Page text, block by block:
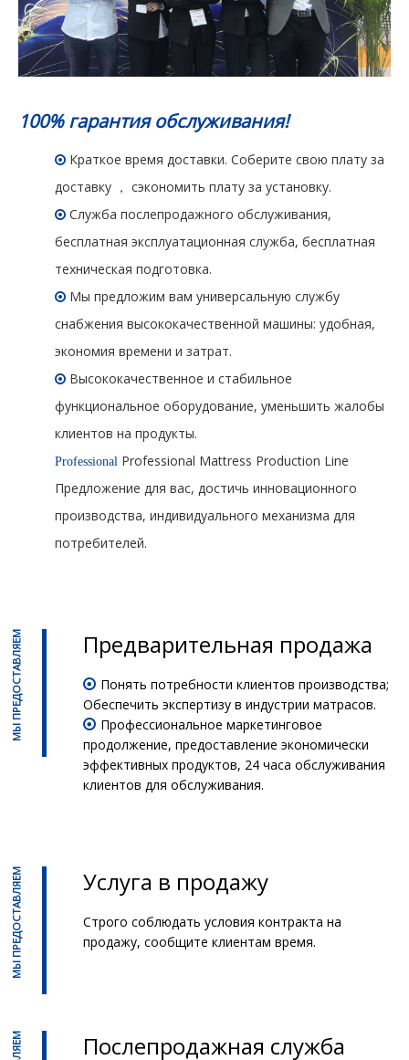
100% гарантия обслуживания!
 Краткое время доставки. Соберите свою плату за
доставку ， сэкономить плату за установку.
 Служба послепродажного обслуживания,
бесплатная эксплуатационная служба, бесплатная
техническая подготовка.
 Мы предложим вам универсальную службу
снабжения высококачественной машины: удобная,
экономия времени и затрат.
 Высококачественное и стабильное
функциональное оборудование, уменьшить жалобы
клиентов на продукты.
Professional Professional Mattress Production Line
Предложение для вас, достичь инновационного
производства, индивидуального механизма для
потребителей.
МЫ ПРЕДОСТАВЛЯЕМ Предварительная продажа
 Понять потребности клиентов производства;
Обеспечить экспертизу в индустрии матрасов.
 Профессиональное маркетинговое
продолжение, предоставление экономически
эффективных продуктов, 24 часа обслуживания
клиентов для обслуживания.
МЫ ПРЕДОСТАВЛЯЕМ Услуга в продажу
Строго соблюдать условия контракта на
продажу, сообщите клиентам время.
Послепродажная служба